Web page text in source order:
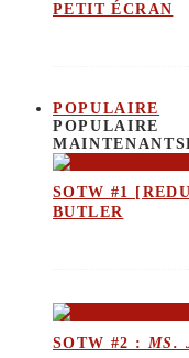
PETIT ÉCRAN
POPULAIRE
POPULAIRE
MAINTENANT
SOTW #1
BUTLER
SOTW #2 : MS.